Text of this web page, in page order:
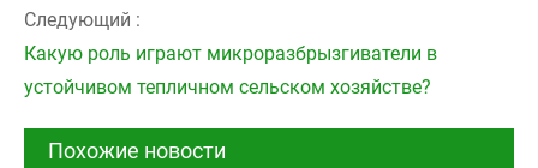
Следующий :
Какую роль играют микроразбрызгиватели в
устойчивом тепличном сельском хозяйстве?
Похожие новости